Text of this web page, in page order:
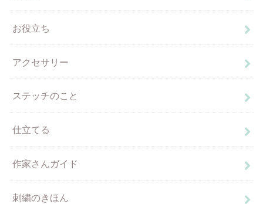
お役立ち
アクセサリー
ステッチのこと
仕立てる
作家さんガイド
刺繍のきほん